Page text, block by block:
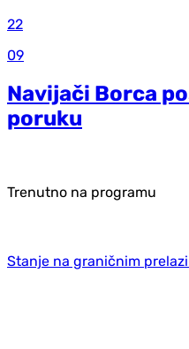
22
09
Navijači Borca
poruku
Trenutno na programu
Stanje na graničnim